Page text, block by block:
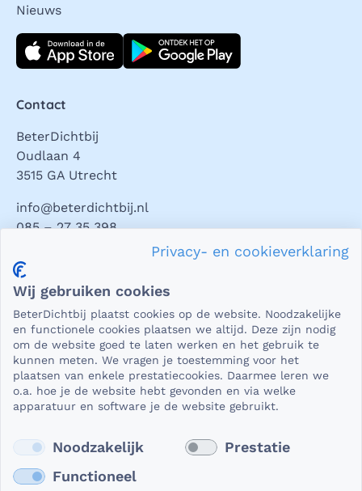
Nieuws
Download direct
Contact
BeterDichtbij
Oudlaan 4
3515 GA Utrecht
info@beterdichtbij.nl
085 – 27 35 398
Privacy en veiligheid
essentieel dat die beveiligd worden uitgewisseld. En dat
die gegevens niet in verkeerde handen vallen. Daar kun je
op rekenen bij BeterDichtbij.
Lees verder
Privacy- en cookieverklaring
Wij gebruiken cookies
BeterDichtbij plaatst cookies op de website. Noodzakelijke
en functionele cookies plaatsen we altijd. Deze zijn nodig
om de website goed te laten werken en het gebruik te
kunnen meten. We vragen je toestemming voor het
plaatsen van enkele prestatiecookies. Daarmee leren we
o.a. hoe je de website hebt gevonden en via welke
apparatuur en software je de website gebruikt.
Noodzakelijk
Prestatie
Functioneel